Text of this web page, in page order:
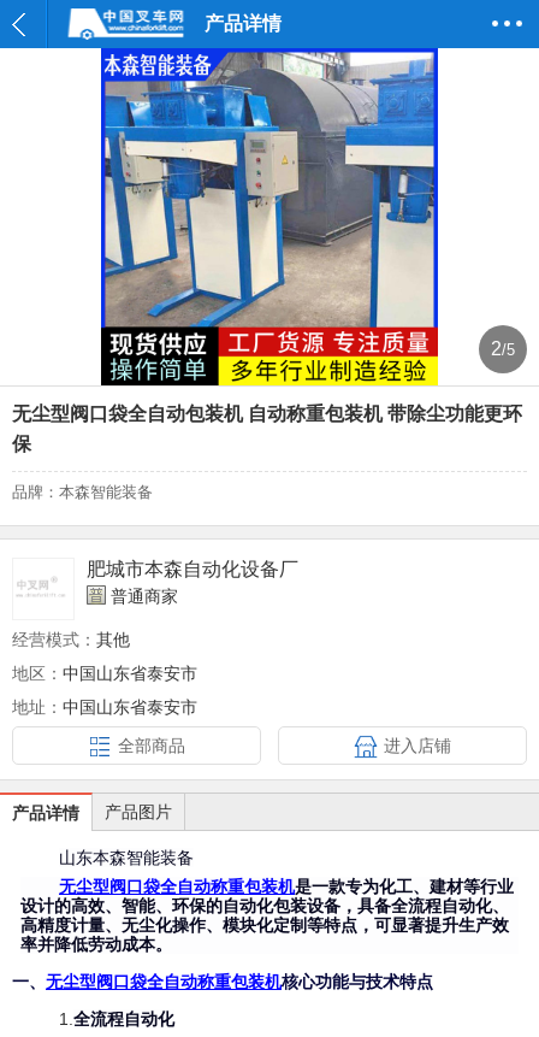
产品详情
2/5
无尘型阀口袋全自动包装机 自动称重包装机 带除尘功能更环
保
品牌：本森智能装备
肥城市本森自动化设备厂
普通商家
经营模式： 其他
地区： 中国山东省泰安市
地址： 中国山东省泰安市
全部商品
进入店铺
产品详情 产品图片
山东本森智能装备
无尘型阀口袋全自动称重包装机是一款专为化工、建材等行业
设计的高效、智能、环保的自动化包装设备，具备全流程自动化、
高精度计量、无尘化操作、模块化定制等特点，可显著提升生产效
率并降低劳动成本。
一、 无尘型阀口袋全自动称重包装机核心功能与技术特点
1. 全流程自动化